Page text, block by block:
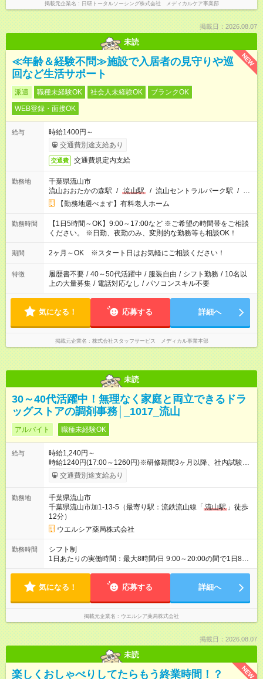
掲載元企業名 日研トータルソーシング株式会社 メディカルケア事業部
掲載日：2026.08.07
未読
NEW
≪年齢＆経験不問≫施設で入居者の見守りや巡
回など生活サポート
派遣 職種未経験OK 社会人未経験OK
ブランクOK
WEB登録・面接OK
給与
時給1400円～
交通費別途支給あり
交通費 交通費規定内支給
勤務地
千葉県流山市
流山おおたかの森駅 / 流山駅 / 流山セントラルパーク駅 / …
【勤務地選べます】有料老人ホーム
勤務時間
【1日5時間～OK】9:00～17:00など ※ご希望の時間帯をご相談
ください。 ※日勤、夜勤のみ、変則的な勤務等も相談OK！
期間 2ヶ月～OK ※スタート日はお気軽にご相談ください！
特徴 履歴書不要 / 40～50代活躍中 / 服装自由 / シフト勤務 / 10名以
上の大量募集 / 電話対応なし / パソコンスキル不要
気になる！ 応募する 詳細へ
掲載元企業名 株式会社スタッフサービス メディカル事業本部
未読
30～40代活躍中！無理なく家庭と両立できるドラ
ッグストアの調剤事務│_1017_流山
アルバイト 職種未経験OK
給与
時給1,240円～
時給1240円(17:00～1260円)※研修期間3ヶ月以降、社内試験に
よる更新判定あり 社内試験合格後、時給＋50～100円の昇給あ
り （大学生は＋20円） 試用期間あり：入社日から3ヶ月間／本
間の長さ：3ヶ月 雇用形態、給与は本採用時と同じです。
交通費別途支給あり
勤務地
千葉県流山市
千葉県流山市加1-13-5（最寄り駅：流鉄流山線「 流山駅 」徒歩
12分）
ウエルシア薬局株式会社
勤務時間
シフト制
1日あたりの実働時間：最大8時間/日 9:00～20:00の間で1日8時
間の勤務 ☆週3～5日の勤務 ※勤務曜日応相談 ☆未経験・無資格
気になる！ 応募する 詳細へ
掲載元企業名 ウエルシア薬局株式会社
掲載日：2026.08.07
未読
NEW
楽しくおしゃべりしてたらもう終業時間！？